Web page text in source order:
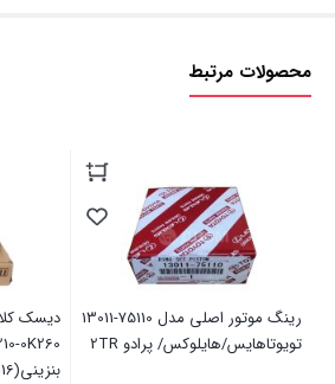
محصولات مرتبط
رینگ موتور اصلی مدل 75110-13011
تویوتاهایس/هایلوکس/ پرادو 2TR
بنزینی(2016)